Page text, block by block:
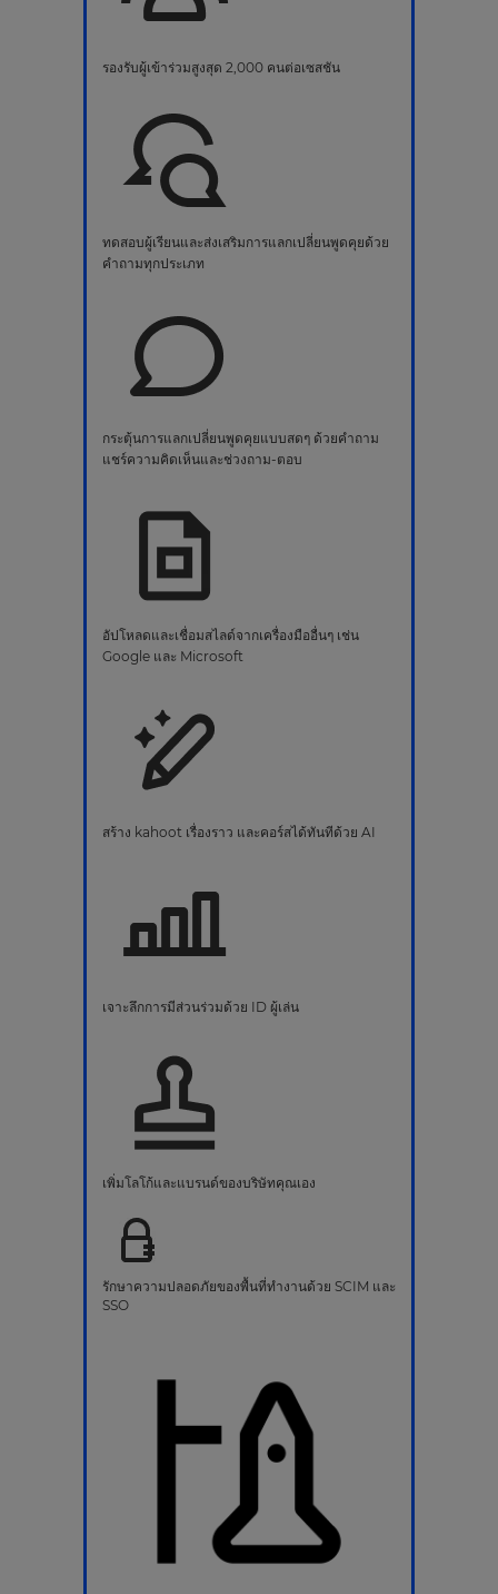
รองรับผู้เข้าร่วมสูงสุด 2,000 คนต่อเซสชัน
ทดสอบผู้เรียนและส่งเสริมการแลกเปลี่ยนพูดคุยด้วย
คำถามทุกประเภท
กระตุ้นการแลกเปลี่ยนพูดคุยแบบสดๆ ด้วยคำถาม
แชร์ความคิดเห็นและช่วงถาม-ตอบ
อัปโหลดและเชื่อมสไลด์จากเครื่องมืออื่นๆ เช่น
Google และ Microsoft
สร้าง kahoot เรื่องราว และคอร์สได้ทันทีด้วย AI
เจาะลึกการมีส่วนร่วมด้วย ID ผู้เล่น
เพิ่มโลโก้และแบรนด์ของบริษัทคุณเอง
รักษาความปลอดภัยของพื้นที่ทำงานด้วย SCIM และ
SSO